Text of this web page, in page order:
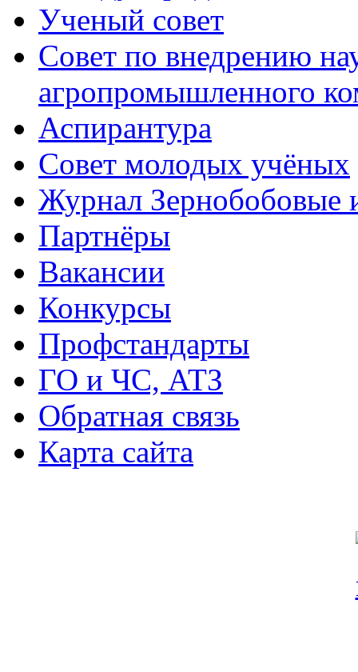
Ученый совет
Совет по внедрению
агропромышленного
Аспирантура
Совет молодых учёных
Журнал Зернобобовые
Партнёры
Вакансии
Конкурсы
Профстандарты
ГО и ЧС, АТЗ
Обратная связь
Карта сайта